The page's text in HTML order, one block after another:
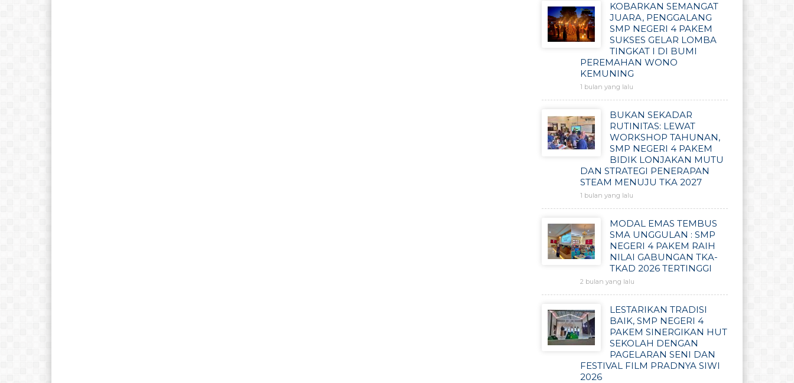
KOBARKAN SEMANGAT
JUARA, PENGGALANG
SMP NEGERI 4 PAKEM
SUKSES GELAR LOMBA
TINGKAT I DI BUMI
PEREMAHAN WONO
KEMUNING
1 bulan yang lalu
BUKAN SEKADAR
RUTINITAS: LEWAT
WORKSHOP TAHUNAN,
SMP NEGERI 4 PAKEM
BIDIK LONJAKAN MUTU
DAN STRATEGI PENERAPAN
STEAM MENUJU TKA 2027
1 bulan yang lalu
MODAL EMAS TEMBUS
SMA UNGGULAN : SMP
NEGERI 4 PAKEM RAIH
NILAI GABUNGAN TKA-
TKAD 2026 TERTINGGI
2 bulan yang lalu
LESTARIKAN TRADISI
BAIK, SMP NEGERI 4
PAKEM SINERGIKAN HUT
SEKOLAH DENGAN
PAGELARAN SENI DAN
FESTIVAL FILM PRADNYA SIWI
2026